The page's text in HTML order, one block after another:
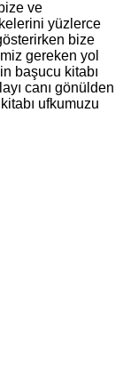
ve
yüzlerce
bize
gereken yol
başucu kitabı
canı gönülden
ufkumuzu